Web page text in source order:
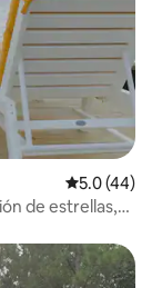
Calificación
5.0 (44)
de estrellas,